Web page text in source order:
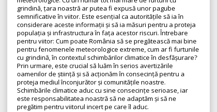
grindină, țara noastră ar putea fi expusă unor pagube
semnificative în viitor. Este esențial ca autoritățile să ia în
considerare aceste informații și să ia măsuri pentru a proteja
populația și infrastructura în fața acestor riscuri. Întrebare
pentru viitor: Cum poate România să se pregătească mai bine
pentru fenomenele meteorologice extreme, cum ar fi furtunile
cu grindină, în contextul schimbărilor climatice în desfășurare?
Prin urmare, este crucial să luăm în serios avertizările
oamenilor de știință și să acționăm în consecință pentru a
proteja mediul înconjurător și comunitățile noastre.
Schimbările climatice aduc cu sine consecințe serioase, iar
este responsabilitatea noastră să ne adaptăm și să ne
pregătim pentru viitorul incert pe care îl aduc.